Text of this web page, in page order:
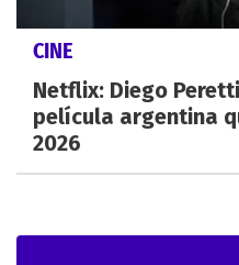
CINE
Netflix: Diego
película argentina
2026